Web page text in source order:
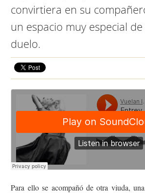
convirtiera en su
un espacio muy especial de
duelo.
Para ello se acompañó de otra viuda,